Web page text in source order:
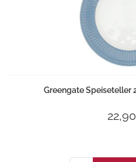
Greengate Speiseteller